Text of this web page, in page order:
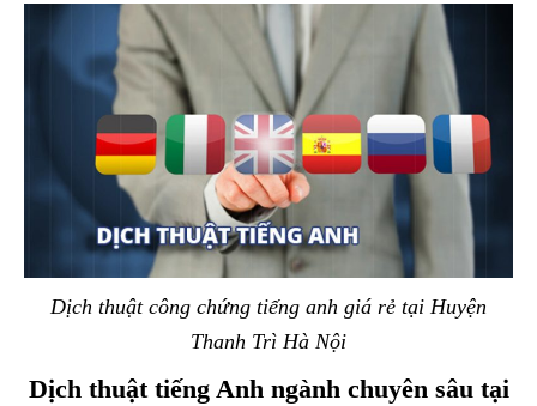
Dịch thuật công chứng tiếng anh giá rẻ tại Huyện
Thanh Trì Hà Nội
Dịch thuật tiếng Anh ngành chuyên sâu tại